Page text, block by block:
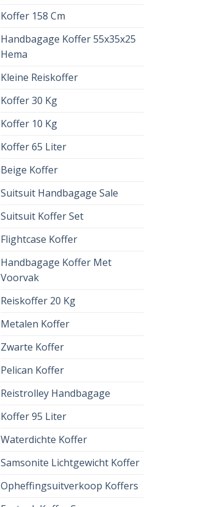
Koffer 158 Cm
Handbagage Koffer 55x35x25
Hema
Kleine Reiskoffer
Koffer 30 Kg
Koffer 10 Kg
Koffer 65 Liter
Beige Koffer
Suitsuit Handbagage Sale
Suitsuit Koffer Set
Flightcase Koffer
Handbagage Koffer Met
Voorvak
Reiskoffer 20 Kg
Metalen Koffer
Zwarte Koffer
Pelican Koffer
Reistrolley Handbagage
Koffer 95 Liter
Waterdichte Koffer
Samsonite Lichtgewicht Koffer
Opheffingsuitverkoop Koffers